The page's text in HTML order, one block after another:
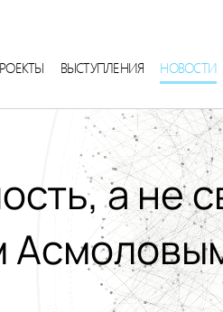
ВЫСТУПЛЕНИЯ НОВОСТИ
а не